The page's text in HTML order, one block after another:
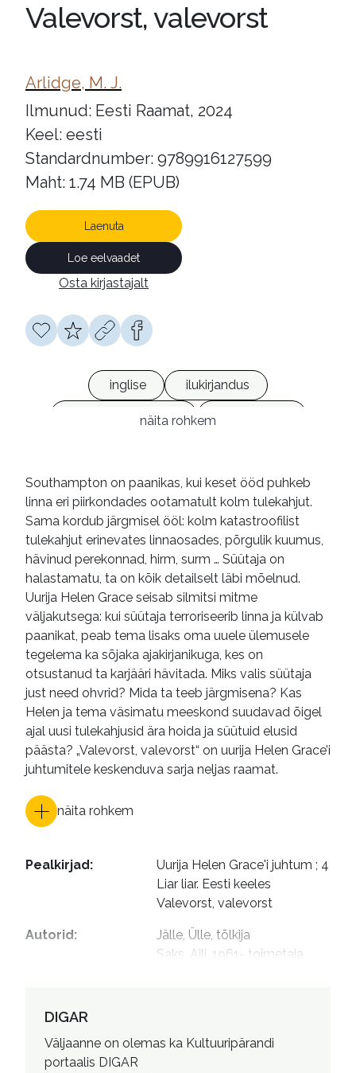
Valevorst, valevorst
Arlidge, M. J.
Ilmunud: Eesti Raamat, 2024
Keel: eesti
Standardnumber: 9789916127599
Maht: 1.74 MB (EPUB)
Laenuta
Loe eelvaadet
Osta kirjastajalt
inglise
ilukirjandus
kriminaalromaanidnäita rohkem
Southampton on paanikas, kui keset ööd puhkeb
linna eri piirkondades ootamatult kolm tulekahjut.
Sama kordub järgmisel ööl: kolm katastroofilist
tulekahjut erinevates linnaosades, põrgulik kuumus,
hävinud perekonnad, hirm, surm … Süütaja on
halastamatu, ta on kõik detailselt läbi mõelnud.
Uurija Helen Grace seisab silmitsi mitme
väljakutsega: kui süütaja terroriseerib linna ja külvab
paanikat, peab tema lisaks oma uuele ülemusele
tegelema ka sõjaka ajakirjanikuga, kes on
otsustanud ta karjääri hävitada. Miks valis süütaja
just need ohvrid? Mida ta teeb järgmisena? Kas
Helen ja tema väsimatu meeskond suudavad õigel
ajal uusi tulekahjusid ära hoida ja süütuid elusid
päästa? „Valevorst, valevorst“ on uurija Helen Grace’i
juhtumitele keskenduva sarja neljas raamat.
näita rohkem
Pealkirjad:
Uurija Helen Grace'i juhtum ; 4
Liar liar. Eesti keeles
Valevorst, valevorst
Autorid:
Jälle, Ülle, tõlkija
Saks, Aili, 1961- toimetaja
DIGAR
Väljaanne on olemas ka Kultuuripärandi
portaalis DIGAR